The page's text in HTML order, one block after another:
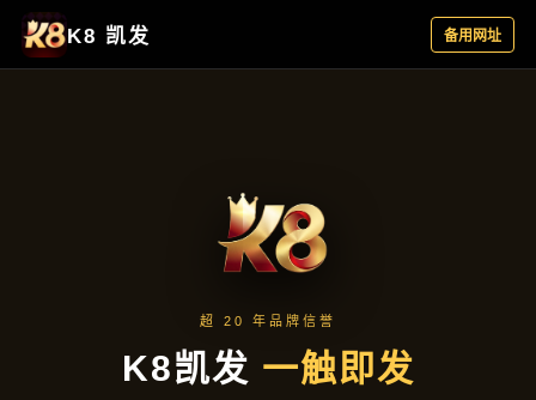
精选产品
首页 精选产品